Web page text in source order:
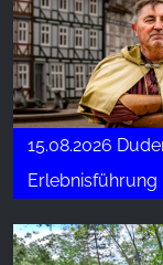
15.08.2026
Erlebnisführung "Auf